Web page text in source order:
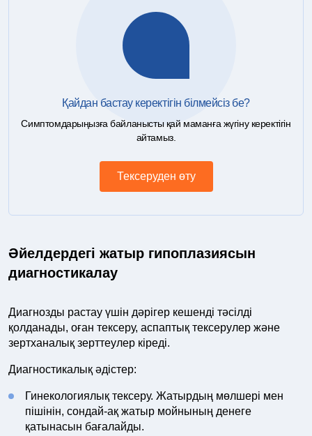
Қайдан бастау керектігін білмейсіз бе?
Симптомдарыңызға байланысты қай маманға жүгіну керектігін
айтамыз.
Тексеруден өту
Әйелдердегі жатыр гипоплазиясын
диагностикалау
Диагнозды растау үшін дәрігер кешенді тәсілді
қолданады, оған тексеру, аспаптық тексерулер және
зертханалық зерттеулер кіреді.
Диагностикалық әдістер:
Гинекологиялық тексеру. Жатырдың мөлшері мен
пішінін, сондай-ақ жатыр мойнының денеге
қатынасын бағалайды.